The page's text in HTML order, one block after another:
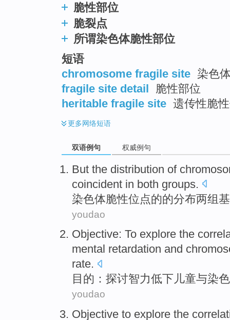
脆性部位
脆裂点
所谓染色体脆性部位
短语
chromosome fragile site 染色
fragile site detail
脆性部位
heritable fragile site 遗传性脆
更多网络短语
双语例句 权威例句
But the distribution of
coincident in both groups.
染色体脆性位点的的分布两组
youdao
Objective: To explore the
mental retardation and
rate.
目的 ： 探讨智力低下 儿童与染
youdao
Objective to explore the